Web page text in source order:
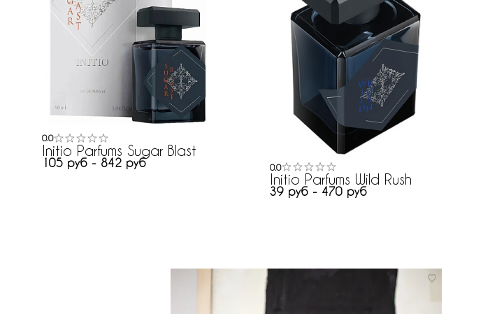
0.0
Initio Parfums Sugar Blast
105 руб - 842 руб 0.0
Initio Parfums Wild Rush
39 руб - 470 руб